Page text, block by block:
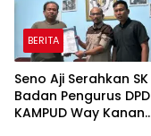
BERITA
Seno Aji Serahkan SK
Badan Pengurus DPD
KAMPUD Way Kanan